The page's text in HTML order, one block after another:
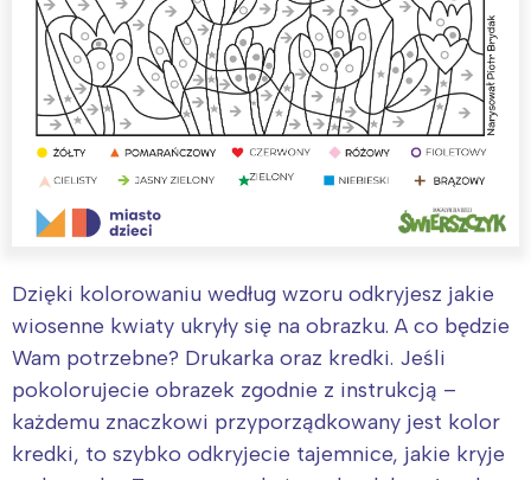
Dzięki kolorowaniu według wzoru odkryjesz jakie
wiosenne kwiaty ukryły się na obrazku. A co będzie
Wam potrzebne? Drukarka oraz kredki. Jeśli
pokolorujecie obrazek zgodnie z instrukcją –
każdemu znaczkowi przyporządkowany jest kolor
kredki, to szybko odkryjecie tajemnice, jakie kryje